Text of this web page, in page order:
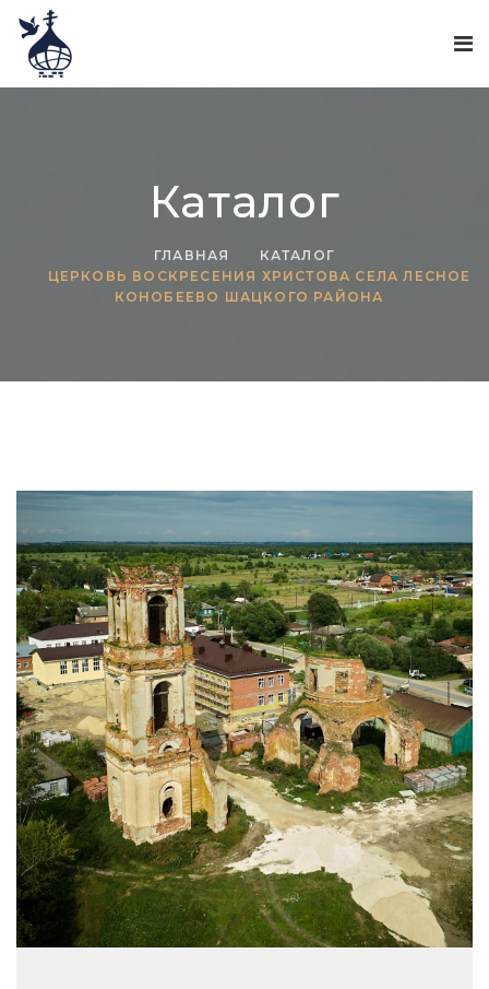
Каталог
ГЛАВНАЯ
КАТАЛОГ
ЦЕРКОВЬ ВОСКРЕСЕНИЯ ХРИСТОВА СЕЛА ЛЕСНОЕ
КОНОБЕЕВО ШАЦКОГО РАЙОНА